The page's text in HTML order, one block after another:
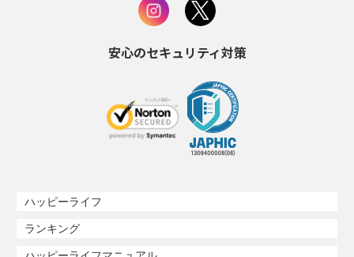
安心のセキュリティ対策
ハッピーライフ
ランキング